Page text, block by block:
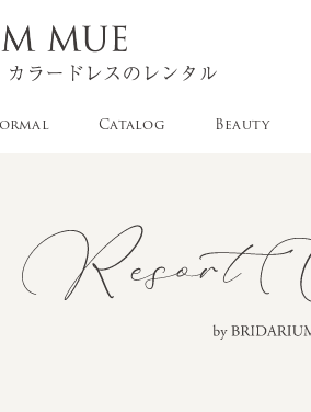
Catalog Beauty